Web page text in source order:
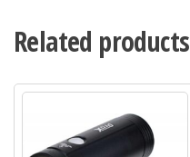
Related products